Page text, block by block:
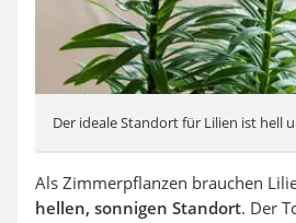
Der ideale Standort für Lilien ist hell
Als Zimmerpflanzen brauchen
hellen, sonnigen Standort. Der